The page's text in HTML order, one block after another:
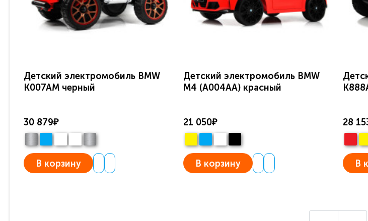
Детский электромобиль BMW
K007AM черный
30 879₽
В корзину
Детский электромобиль BMW
M4 (A004AA) красный
21 050₽
В корзину
28
В